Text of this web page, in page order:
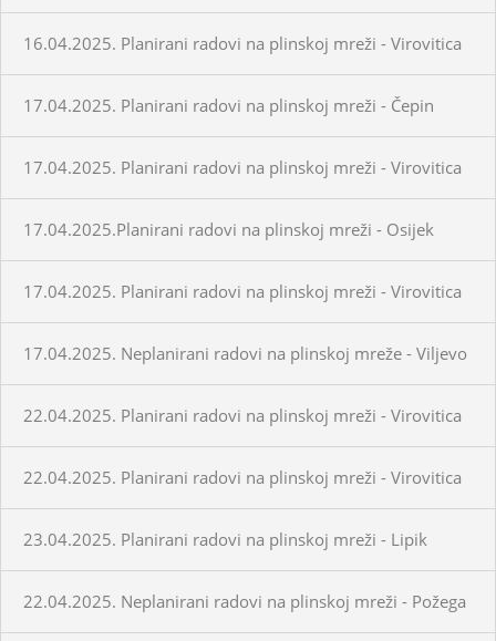
16.04.2025. Planirani radovi na plinskoj mreži - Virovitica
17.04.2025. Planirani radovi na plinskoj mreži - Čepin
17.04.2025. Planirani radovi na plinskoj mreži - Virovitica
17.04.2025.Planirani radovi na plinskoj mreži - Osijek
17.04.2025. Planirani radovi na plinskoj mreži - Virovitica
17.04.2025. Neplanirani radovi na plinskoj mreže - Viljevo
22.04.2025. Planirani radovi na plinskoj mreži - Virovitica
22.04.2025. Planirani radovi na plinskoj mreži - Virovitica
23.04.2025. Planirani radovi na plinskoj mreži - Lipik
22.04.2025. Neplanirani radovi na plinskoj mreži - Požega